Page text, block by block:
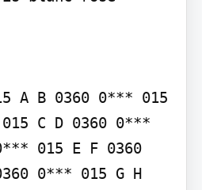
A B 0360 0*** 015
C D 0360 0***
015 E F 0360
0*** 015 G H